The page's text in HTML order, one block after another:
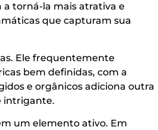
a torná-la mais atrativa e
que capturam sua
Ele frequentemente
bem definidas, com a
e orgânicos adiciona outra
intrigante.
um elemento ativo. Em